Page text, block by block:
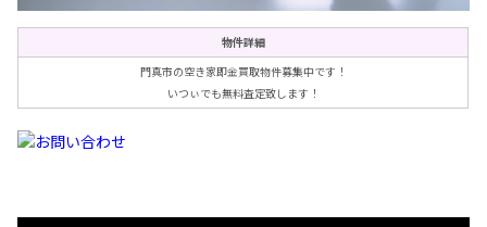
物件詳細
門真市の空き家即金買取物件募集中です！
いつぃでも無料査定致します！